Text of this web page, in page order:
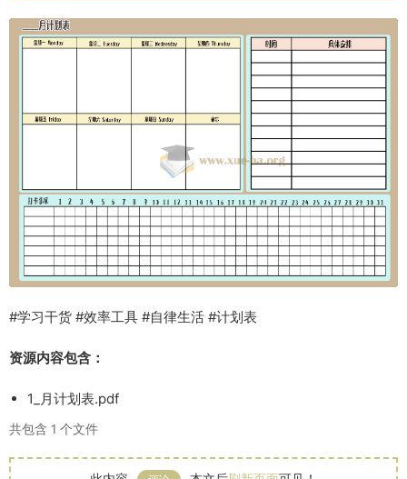
#学习干货 #效率工具 #自律生活 #计划表
资源内容包含：
1_月计划表.pdf
共包含 1 个文件